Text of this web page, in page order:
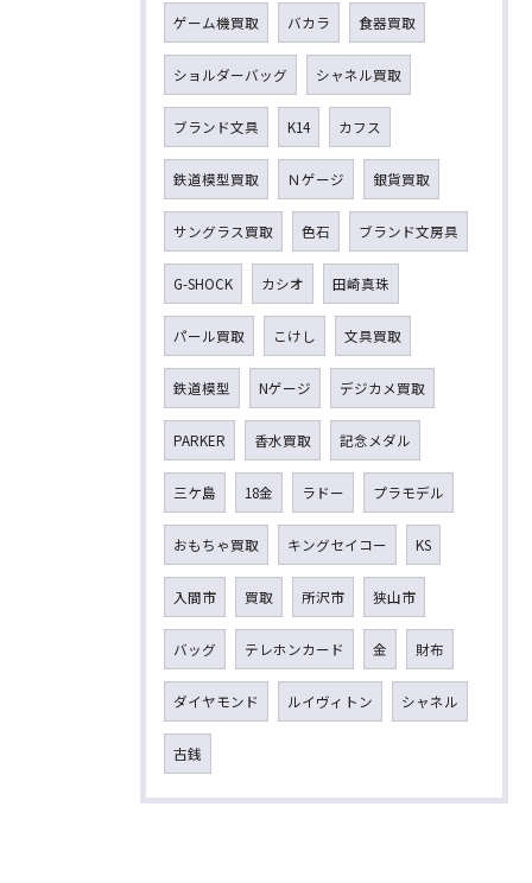
ゲーム機買取 バカラ 食器買取
ショルダーバッグ シャネル買取
ブランド文具 K14 カフス
鉄道模型買取 Ｎゲージ 銀貨買取
サングラス買取 色石 ブランド文房具
G-SHOCK カシオ 田崎真珠
パール買取 こけし 文具買取
鉄道模型 Nゲージ デジカメ買取
PARKER 香水買取 記念メダル
三ケ島 18金 ラドー プラモデル
おもちゃ買取 キングセイコー KS
入間市 買取 所沢市 狭山市
バッグ テレホンカード 金 財布
ダイヤモンド ルイヴィトン シャネル
古銭